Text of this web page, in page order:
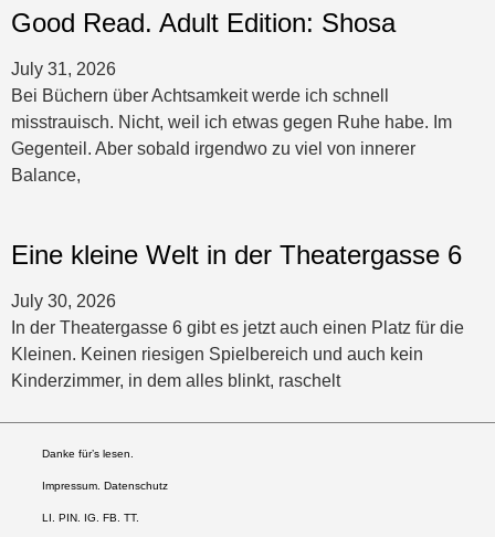
Good Read. Adult Edition: Shosa
July 31, 2026
Bei Büchern über Achtsamkeit werde ich schnell
misstrauisch. Nicht, weil ich etwas gegen Ruhe habe. Im
Gegenteil. Aber sobald irgendwo zu viel von innerer
Balance,
Eine kleine Welt in der Theatergasse 6
July 30, 2026
In der Theatergasse 6 gibt es jetzt auch einen Platz für die
Kleinen. Keinen riesigen Spielbereich und auch kein
Kinderzimmer, in dem alles blinkt, raschelt
Danke für’s lesen.
Impressum. Datenschutz
LI . PIN. IG. FB. TT.